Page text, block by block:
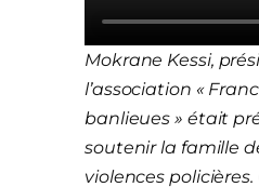
Mokrane Kessi,
l’association «
banlieues » était
soutenir la famille
violences